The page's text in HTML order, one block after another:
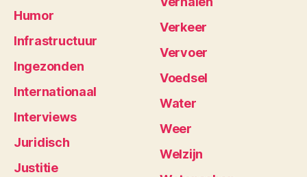
Humor
Infrastructuur
Ingezonden
Internationaal
Interviews
Juridisch
Justitie
Verkeer
Vervoer
Voedsel
Water
Weer
Welzijn